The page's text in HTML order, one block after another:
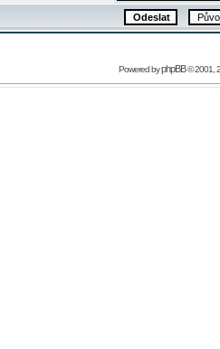
Powered byphpBB© 2001,